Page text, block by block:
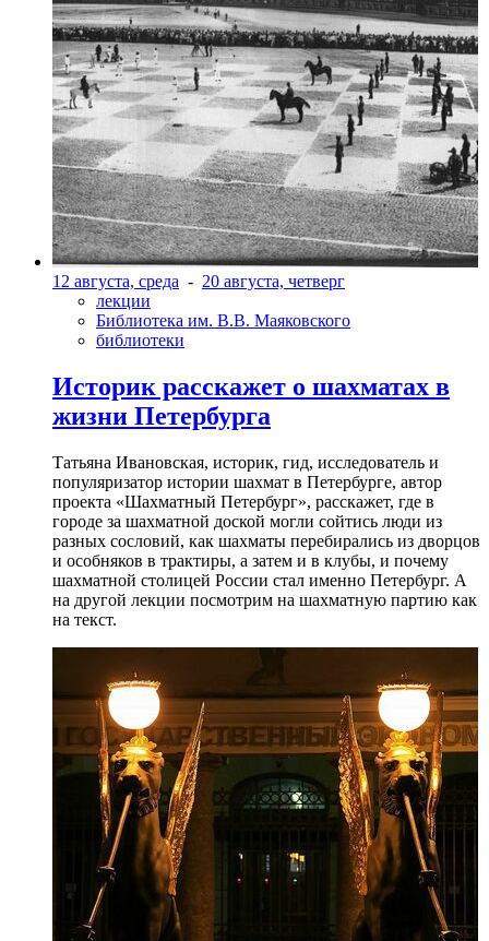
12 августа, среда - 20 августа, четверг
лекции
Библиотека им. В.В. Маяковского
библиотеки
Историк расскажет о шахматах в
жизни Петербурга
Татьяна Ивановская, историк, гид, исследователь и
популяризатор истории шахмат в Петербурге, автор
проекта «Шахматный Петербург», расскажет, где в
городе за шахматной доской могли сойтись люди из
разных сословий, как шахматы перебирались из дворцов
и особняков в трактиры, а затем и в клубы, и почему
шахматной столицей России стал именно Петербург. А
на другой лекции посмотрим на шахматную партию как
на текст.